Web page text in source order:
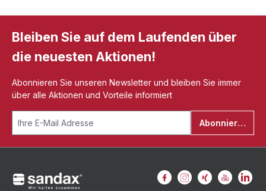
Bleiben Sie auf dem Laufenden über
die neuesten Aktionen!
Abonnieren Sie unseren Newsletter und bleiben Sie immer
über alle Aktionen und Vorteile informiert
Abonnieren